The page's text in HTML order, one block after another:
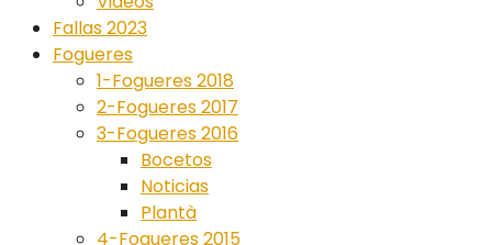
Fallas 2023
Fogueres
1-Fogueres 2018
2-Fogueres 2017
3-Fogueres 2016
Bocetos
Noticias
Plantà
4-Fogueres 2015